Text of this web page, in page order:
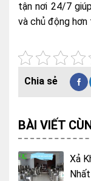
tận nơi 24/7
và chủ động
BÀI VIẾT
Xả